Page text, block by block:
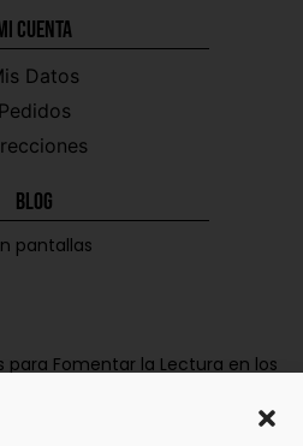
CUENTA
Datos
Pedidos
Blog
pantallas
para Fomentar la Lectura en los